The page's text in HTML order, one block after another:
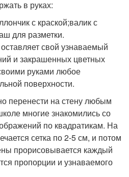
в руках:
с краской;валик с
для разметки.
свой узнаваемый
и закрашенных цветных
руками любое
поверхности.
перенести на стену любым
многие знакомились со
по квадратикам. На
сетка по 2-5 см, и потом
прорисовывается каждый
пропорции и узнаваемого